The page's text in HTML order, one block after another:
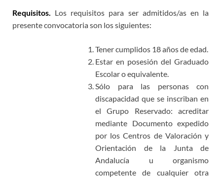
Requisitos.
Los requisitos para ser admitidos/as en la
presente convocatoria son los siguientes:
Tener cumplidos 18 años de edad.
Estar en posesión del Graduado
Escolar o equivalente.
Sólo para las personas con
discapacidad que se inscriban en
el Grupo Reservado: acreditar
mediante Documento expedido
por los Centros de Valoración y
Orientación de la Junta de
Andalucía u organismo
competente de cualquier otra